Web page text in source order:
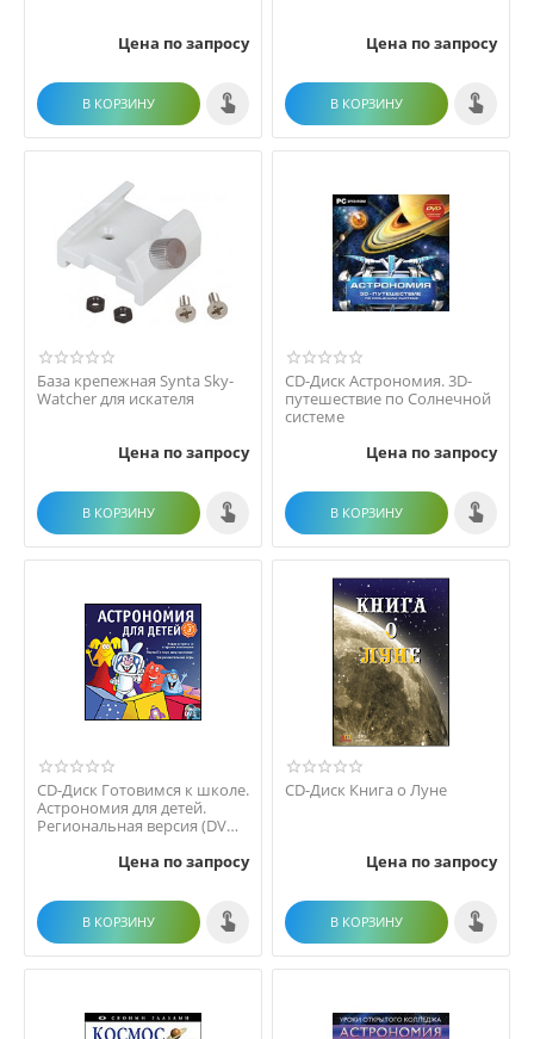
Цена по запросу
В КОРЗИНУ
Цена по запросу
В КОРЗИНУ
База крепежная Synta Sky-
Watcher для искателя
Цена по запросу
В КОРЗИНУ
CD-Диск Астрономия. 3D-
путешествие по Солнечной
системе
Цена по запросу
В КОРЗИНУ
CD-Диск Готовимся к школе.
Астрономия для детей.
Региональная версия (DVD-
Цена по запросу
В КОРЗИНУ
CD-Диск Книга о Луне
Цена по запросу
В КОРЗИНУ